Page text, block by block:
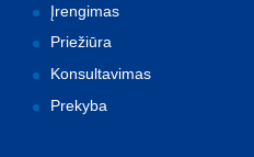
Įrengimas
Priežiūra
Konsultavimas
Prekyba